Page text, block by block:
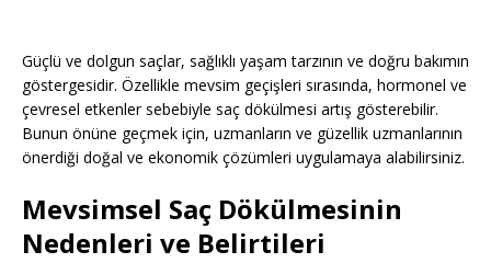
Güçlü ve dolgun saçlar, sağlıklı yaşam tarzının ve doğru bakımın
göstergesidir. Özellikle mevsim geçişleri sırasında, hormonel ve
çevresel etkenler sebebiyle saç dökülmesi artış gösterebilir.
Bunun önüne geçmek için, uzmanların ve güzellik uzmanlarının
önerdiği doğal ve ekonomik çözümleri uygulamaya alabilirsiniz.
Mevsimsel Saç Dökülmesinin
Nedenleri ve Belirtileri